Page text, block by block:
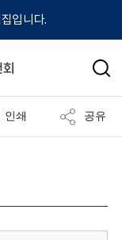
입니다.
검
인쇄 공유